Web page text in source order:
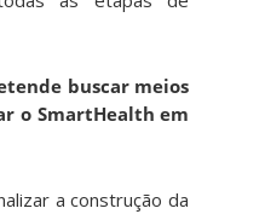
buscar meios
o SmartHealth em
a construção da